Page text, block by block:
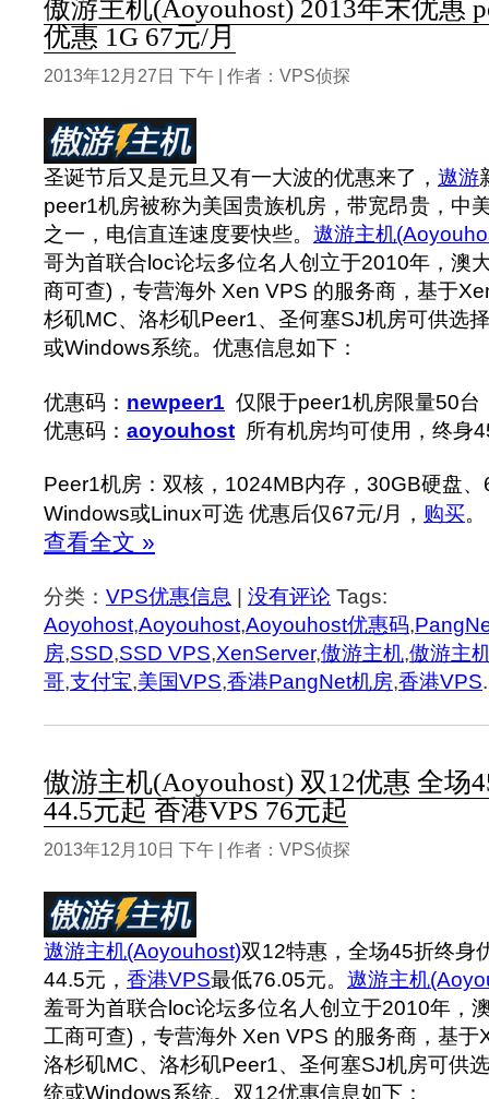
傲游主机(Aoyouhost) 2013年末优惠
优惠 1G 67元/月
2013年12月27日 下午 | 作者：VPS侦探
圣诞节后又是元旦又有一大波的优惠来了， 遨游
peer1机房被称为美国贵族机房，带宽昂贵，中
之一，电信直连速度要快些。 遨游主机
哥为首联合loc论坛多位名人创立于2010年，澳
商可查)，专营海外 Xen VPS 的服务商，基于
杉矶MC、洛杉矶Peer1、圣何塞SJ机房可供选
或Windows系统。优惠信息如下：
优惠码： newpeer1 仅限于peer1机房限量50台
优惠码： aoyouhost 所有机房均可使用，终身
Peer1机房：双核，1024MB内存，30GB硬盘
Windows或Linux可选 优惠后仅67元/月， 购买。
查看全文 »
分类： VPS优惠信息 | 没有评论 Tags:
Aoyohost,Aoyouhost,Aoyouhost优惠码,
房,SSD,SSD VPS,XenServer,傲游主机,傲游主
哥,支付宝,美国VPS,香港PangNet机房,香港VPS.
傲游主机(Aoyouhost) 双12优惠 全场
44.5元起 香港VPS 76元起
2013年12月10日 下午 | 作者：VPS侦探
遨游主机(Aoyouhost)双12特惠，全场45折终身
44.5元， 香港VPS最低76.05元。 遨游主机
羞哥为首联合loc论坛多位名人创立于2010年，
工商可查)，专营海外 Xen VPS 的服务商，基
洛杉矶MC、洛杉矶Peer1、圣何塞SJ机房可供
统或Windows系统。双12优惠信息如下：